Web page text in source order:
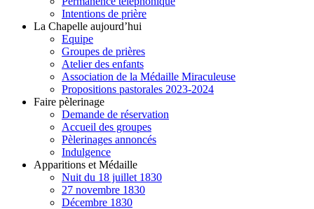
Intentions de prière
La Chapelle aujourd’hui
Equipe
Groupes de prières
Atelier des enfants
Association de la Médaille Miraculeuse
Propositions pastorales 2023-2024
Faire pèlerinage
Demande de réservation
Accueil des groupes
Pèlerinages annoncés
Indulgence
Apparitions et Médaille
Nuit du 18 juillet 1830
27 novembre 1830
Décembre 1830